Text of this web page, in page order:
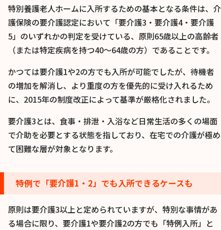
特別養護老人ホームに入所するための基本となる条件は、介
護保険の要介護認定において「要介護3・要介護4・要介護
5」のいずれかの判定を受けている、原則65歳以上の高齢者
（または特定疾病を持つ40〜64歳の方）であることです。
かつては要介護1や2の方でも入所が可能でしたが、待機者
の増加を解消し、より重度の方を優先的に受け入れるため
に、2015年の制度改正によって基準が厳格化されました。
要介護3とは、食事・排泄・入浴など日常生活の多くの場面
で介助を必要とする状態を指しており、在宅での介護が極め
て困難な層が対象となります。
特例で「要介護1・2」でも入所できるケースも
原則は要介護3以上と定められていますが、特別な事情があ
る場合に限り、要介護1や要介護2の方でも「特例入所」と